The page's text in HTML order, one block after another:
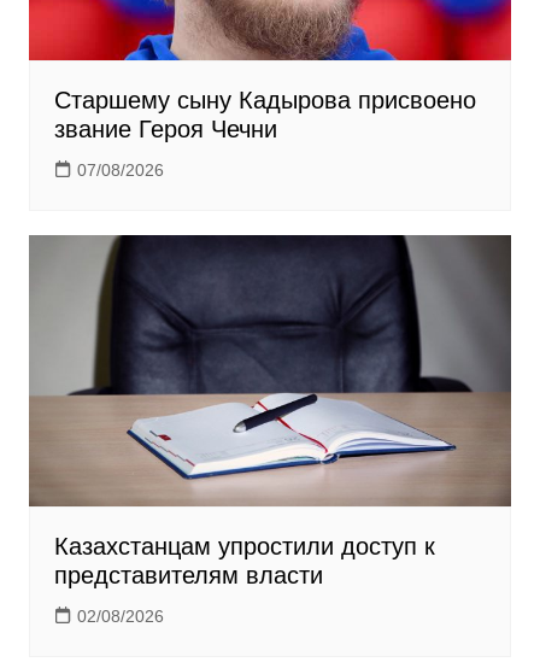
Старшему сыну Кадырова присвоено
звание Героя Чечни
07/08/2026
Казахстанцам упростили доступ к
представителям власти
02/08/2026